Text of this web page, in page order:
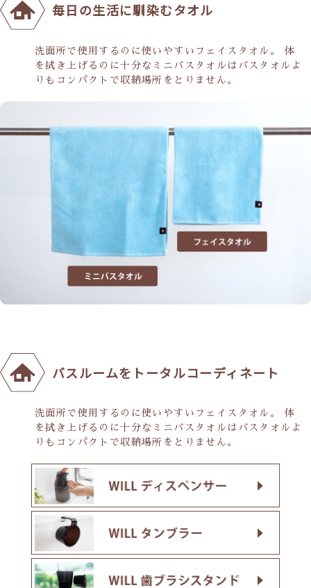
毎日の生活に馴染むタオル
洗面所で使用するのに使いやすいフェイスタオル。 体
を拭き上げるのに十分なミニバスタオルはバスタオルよ
りもコンパクトで収納場所をとりません。
バスルームをトータルコーディネート
洗面所で使用するのに使いやすいフェイスタオル。 体
を拭き上げるのに十分なミニバスタオルはバスタオルよ
りもコンパクトで収納場所をとりません。